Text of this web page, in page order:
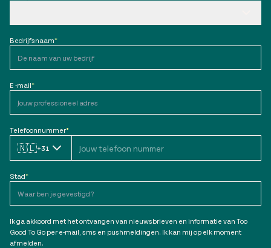
Bedrijfsnaam*
E -mail*
Telefoonnummer*
🇳🇱+31
Stad*
Ik ga akkoord met het ontvangen van nieuwsbrieven en informatie van Too
Good To Go per e-mail, sms en pushmeldingen. Ik kan mij op elk moment
afmelden.